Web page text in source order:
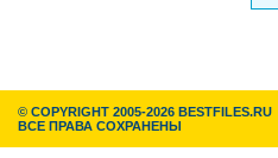
© COPYRIGHT 2005-2026 BESTFILES.RU
ВСЕ ПРАВА СОХРАНЕНЫ